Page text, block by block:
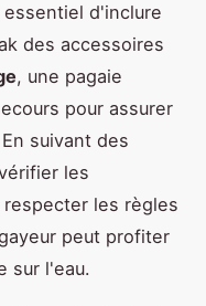
d'inclure
des accessoires
, une pagaie
pour assurer
suivant des
les
les règles
peut profiter
sur l'eau.